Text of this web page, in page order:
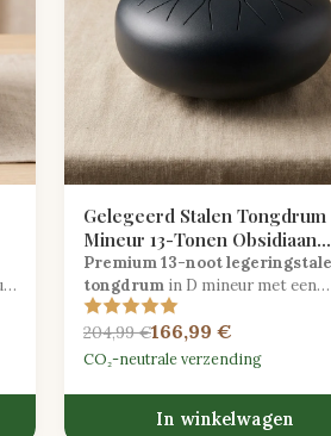
Gelegeerd Stalen
Mineur 13-Tonen Obsidiaan
Zwart
Premium 13-noot
tongdrum in D mineur met een
opvallende obsidiaan zwarte
afwerking die diepe meditatieve
tonen levert voor gemiddelde
204,99 €166,99 €
CO₂-neutrale verzending
In winkelwagen